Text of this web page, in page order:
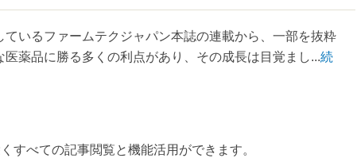
いるファームテクジャパン本誌の連載から、一部を抜粋
品に勝る多くの利点があり、その成長は目覚まし...続
すべての記事閲覧と機能活用ができます。